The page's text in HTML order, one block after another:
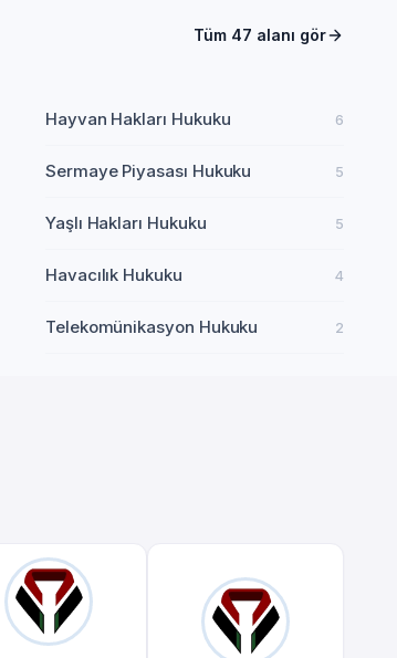
Tüm 47 alanı gör
Hayvan Hakları Hukuku 6
Sermaye Piyasası Hukuku 5
Yaşlı Hakları Hukuku 5
Havacılık Hukuku 4
Telekomünikasyon Hukuku 2